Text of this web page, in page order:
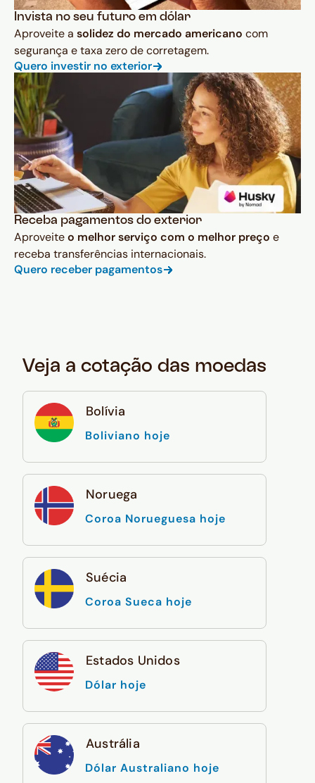
Invista no seu futuro em dólar
Aproveite a solidez do mercado americano com
segurança e taxa zero de corretagem.
Quero investir no exterior
Receba pagamentos do exterior
Aproveiteo melhor serviço com o melhor preço e
receba transferências internacionais.
Quero receber pagamentos
Veja a cotação das moedas
Bolívia
Boliviano hoje
Noruega
Coroa Norueguesa hoje
Suécia
Coroa Sueca hoje
Estados Unidos
Dólar hoje
Austrália
Dólar Australiano hoje